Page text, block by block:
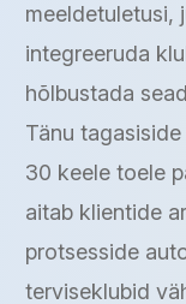
meeldetuletusi,
integreeruda
hõlbustada
Tänu
30 keele toele
aitab klientide
protsesside
terviseklubid